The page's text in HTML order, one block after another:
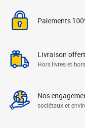
Paiements
Livraison
Hors livres et
Nos
sociétaux et